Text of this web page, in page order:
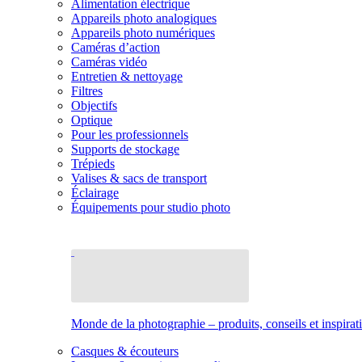
Alimentation électrique
Appareils photo analogiques
Appareils photo numériques
Caméras d’action
Caméras vidéo
Entretien & nettoyage
Filtres
Objectifs
Optique
Pour les professionnels
Supports de stockage
Trépieds
Valises & sacs de transport
Éclairage
Équipements pour studio photo
Monde de la photographie – produits, conseils et
Casques & écouteurs